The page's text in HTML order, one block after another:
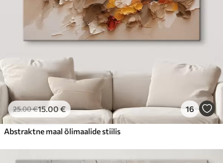
25.00€15.00€ 16
Abstraktne maal õlimaalide stiilis